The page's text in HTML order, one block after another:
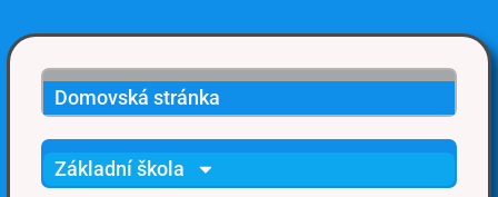
Domovská stránka
Základní škola